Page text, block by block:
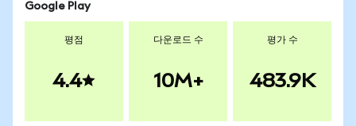
Google Play
평점
4.4
다운로드 수
10M+
평가 수
483.9K